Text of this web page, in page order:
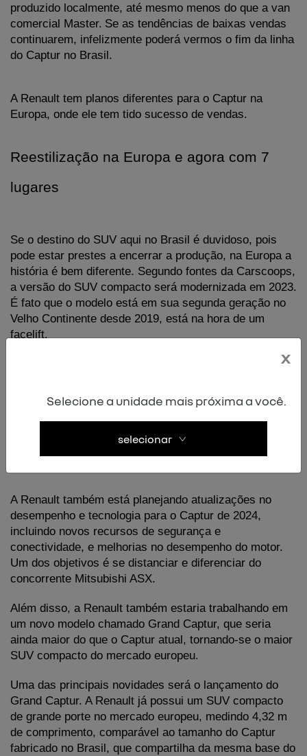
produzido localmente, até mesmo menos do que a van
comercial Master. Se as tendências de baixas vendas
continuarem, infelizmente poderá vermos o fim da linha
do Captur no Brasil.
A Renault tem planos diferentes para o Captur na
Europa, onde ele tem tido sucesso de vendas.
Reestilização na Europa e agora com 7
lugares
Se o destino do SUV aqui no Brasil é duvidoso, pois
pode estar prestes a encerrar a produção, na Europa a
história é bem diferente. Segundo fontes da Carscoops,
a versão do SUV compacto será modernizada em 2023.
É fato que o modelo está em sua segunda geração no
Velho Continente desde 2019, está na hora de um
facelift.
estéticas, como faróis em “C” mais finos, grade
redesenhada e novos logotipos da marca, deixam claro
que o SUV é amplamente inspirado nos modelos
Mégane, Scénic e Austral.
A Renault também está planejando atualizações no
desempenho e tecnologia para o Captur de 2024,
incluindo novos recursos de segurança e
conectividade, e melhorias no desempenho do motor.
Um dos objetivos é se distanciar e diferenciar do
concorrente Mitsubishi ASX.
Além disso, a Renault também estaria trabalhando em
um novo modelo chamado Grand Captur, que seria
ainda maior do que o Captur atual, tornando-se o maior
SUV compacto do mercado europeu.
Uma das principais novidades será o lançamento do
Grand Captur. A Renault já possui um SUV compacto
de grande porte no mercado europeu, medindo 4,32 m
de comprimento, comparável ao tamanho do Captur
fabricado no Brasil, que compartilha da mesma base do
x
Selecione a unidade mais próxima a você.
selecionar